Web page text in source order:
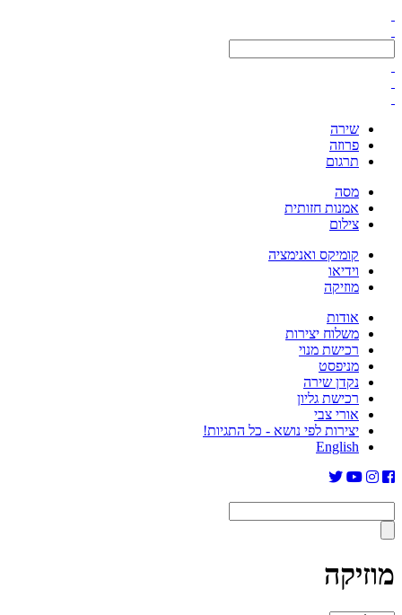
שירה
פרוזה
תרגום
מסה
אמנות חזותית
צילום
קומיקס ואנימציה
וידיאו
מוזיקה
אודות
משלוח יצירות
רכישת מנוי
מניפסט
נקדן שירה
רכישת גליון
אורי צבי
יצירות לפי נושא - כל התגיות!
English
מוזיקה